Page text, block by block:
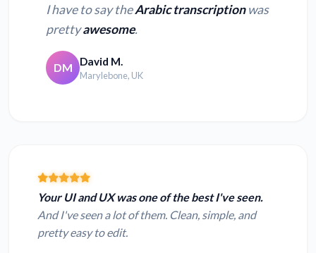
I have to say theArabic transcriptionwas
prettyawesome.
DM David M.
Marylebone, UK
Your UI and UX was one of the best I've seen.
And I've seen a lot of them. Clean, simple, and
pretty easy to edit.